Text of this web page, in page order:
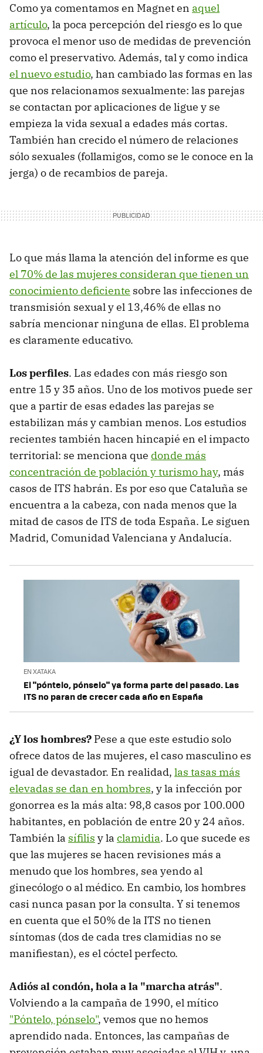
Como ya comentamos en Magnet en aquel
artículo, la poca percepción del riesgo es lo que
provoca el menor uso de medidas de prevención
como el preservativo. Además, tal y como indica
el nuevo estudio, han cambiado las formas en las
que nos relacionamos sexualmente: las parejas
se contactan por aplicaciones de ligue y se
empieza la vida sexual a edades más cortas.
También han crecido el número de relaciones
sólo sexuales (follamigos, como se le conoce en la
jerga) o de recambios de pareja.
Lo que más llama la atención del informe es que
el 70% de las mujeres consideran que tienen un
conocimiento deficiente sobre las infecciones de
transmisión sexual y el 13,46% de ellas no
sabría mencionar ninguna de ellas. El problema
es claramente educativo.
Los perfiles. Las edades con más riesgo son
entre 15 y 35 años. Uno de los motivos puede ser
que a partir de esas edades las parejas se
estabilizan más y cambian menos. Los estudios
recientes también hacen hincapié en el impacto
territorial: se menciona que donde más
concentración de población y turismo hay, más
casos de ITS habrán. Es por eso que Cataluña se
encuentra a la cabeza, con nada menos que la
mitad de casos de ITS de toda España. Le siguen
Madrid, Comunidad Valenciana y Andalucía.
EN XATAKA
El "póntelo, pónselo" ya forma parte del pasado. Las
ITS no paran de crecer cada año en España
¿Y los hombres? Pese a que este estudio solo
ofrece datos de las mujeres, el caso masculino es
igual de devastador. En realidad, las tasas más
elevadas se dan en hombres, y la infección por
gonorrea es la más alta: 98,8 casos por 100.000
habitantes, en población de entre 20 y 24 años.
También la sífilis y la clamidia. Lo que sucede es
que las mujeres se hacen revisiones más a
menudo que los hombres, sea yendo al
ginecólogo o al médico. En cambio, los hombres
casi nunca pasan por la consulta. Y si tenemos
en cuenta que el 50% de la ITS no tienen
síntomas (dos de cada tres clamidias no se
manifiestan), es el cóctel perfecto.
Adiós al condón, hola a la "marcha atrás".
Volviendo a la campaña de 1990, el mítico
"Póntelo, pónselo", vemos que no hemos
aprendido nada. Entonces, las campañas de